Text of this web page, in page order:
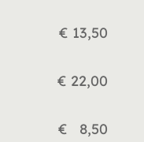
€ 13,50
€ 22,00
€ 8,50